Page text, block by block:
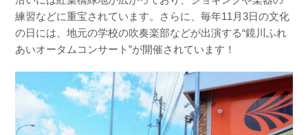
練習などに重宝されています。さらに、毎年11月3日の文化
の日には、地元の学校の吹奏楽部などが出演する“鏡川ふれ
あいオータムコンサート”が開催されています！